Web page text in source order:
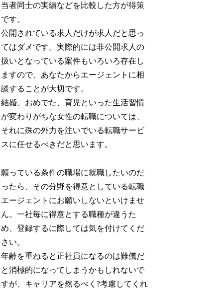
当者同士の実績などを比較した方が得策
です。
公開されている求人だけが求人だと思っ
てはダメです。実際的には非公開求人の
扱いとなっている案件もいろいろ存在し
ますので、あなたからエージェントに相
談することが大切です。
結婚、おめでた、育児といった生活習慣
が変わりがちな女性の転職については、
それに殊の外力を注いでいる転職サービ
スに任せるべきだと思います。
願っている条件の職場に就職したいのだ
ったら、その分野を得意としている転職
エージェントにお願いしないといけませ
ん。一社毎に得意とする職種が違うた
め、登録するに際しては気を付けてくだ
さい。
年齢を重ねると正社員になるのは難儀だ
と消極的になってしまうかもしれないで
すが、キャリアを然るべく?考慮してくれ